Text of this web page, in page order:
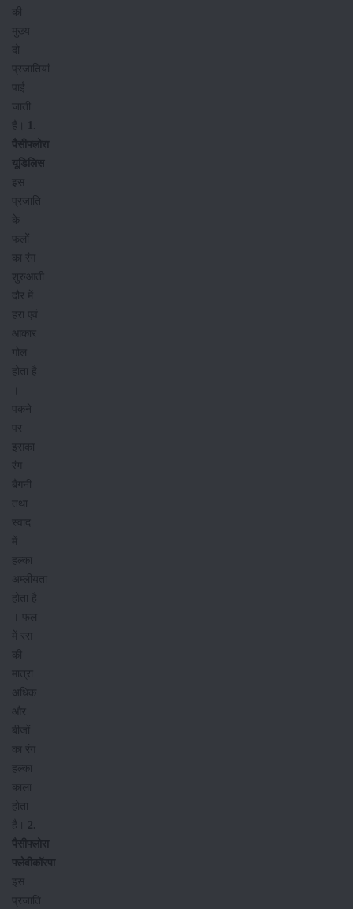
की
मुख्य
दो
प्रजातियां
पाई
जाती
हैं।
1.
पैसीफ्लोरा
यूडिलिस
इस
प्रजाति
के
फलों
का रंग
शुरुआती
दौर में
हरा एवं
आकार
गोल
होता है
पकने
पर
इसका
रंग
बैंगनी
तथा
स्वाद
में
हल्का
अम्लीयता
होता है
। फल
में रस
की
मात्रा
अधिक
और
का रंग
हल्का
काला
होता
है। 2.
पैसीफ्लोरा
फ्लेवीकॉरपा
इस
प्रजाति